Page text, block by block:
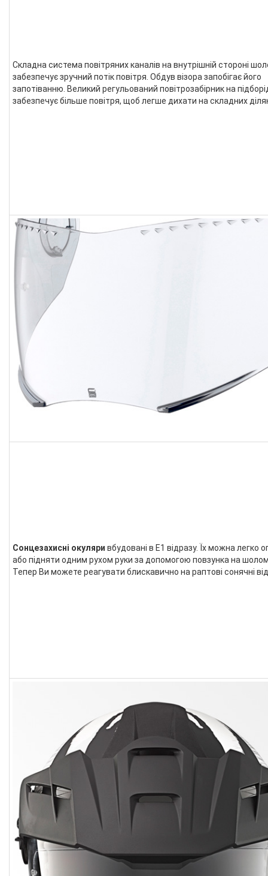
Складна система повітряних каналів на внутрішній стороні
забезпечує зручний потік повітря. Обдув візора запобігає його
запотіванню. Великий регульований повітрозабірник на
забезпечує більше повітря, щоб легше дихати на складних
Сонцезахисні окуляри вбудовані в E1 відразу. Їх можна легко
або підняти одним рухом руки за допомогою повзунка на
Тепер Ви можете реагувати блискавично на раптові сонячні